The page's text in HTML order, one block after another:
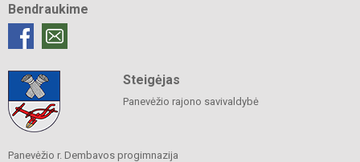
Bendraukime
Steigėjas
Panevėžio rajono savivaldybė
Panevėžio r. Dembavos progimnazija